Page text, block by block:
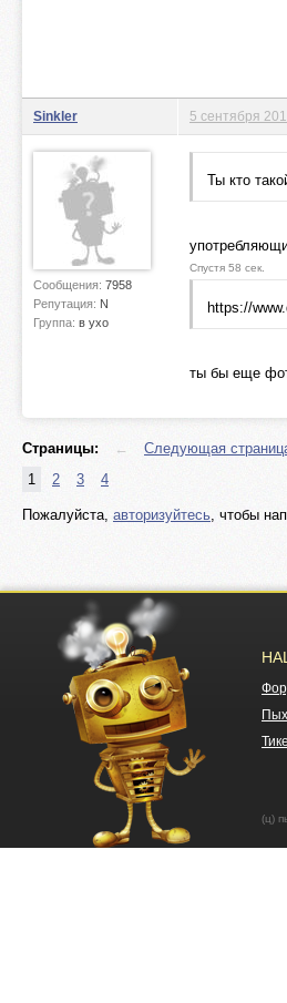
Sinkler
Сообщения: 7958
Репутация: N
Группа: в ухо
5 сентября
Ты кто
Спустя 58 сек.
https://
ты бы еще
Страницы: ← Следующая
1
2 3 4
Пожалуйста, авторизуйтесь, чтобы
(ц)